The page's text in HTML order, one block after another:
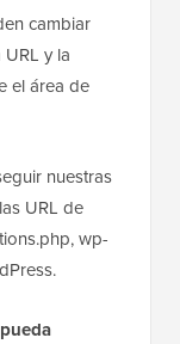
cambiar
y la
el área de
nuestras
URL de
wp-